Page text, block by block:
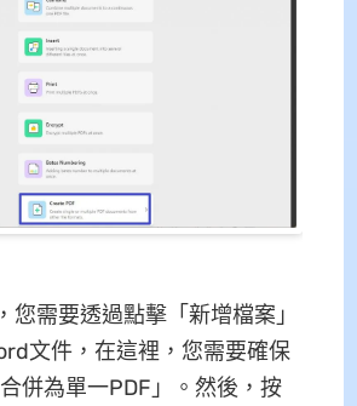
您需要透過點擊「新增檔案」
文件，在這裡，您需要確保
併為單一PDF」。然後，按